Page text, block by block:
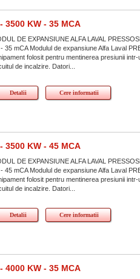
3500 KW - 35 MCA
DE EXPANSIUNE ALFA LAVAL
- 35 mCA Modulul de expansiune Alfa Laval
folosit pentru mentinerea presiunii
de incalzire. Datori...
Detalii Cere informatii
3500 KW - 45 MCA
DE EXPANSIUNE ALFA LAVAL
- 45 mCA Modulul de expansiune Alfa Laval
folosit pentru mentinerea presiunii
de incalzire. Datori...
Detalii Cere informatii
4000 KW - 35 MCA